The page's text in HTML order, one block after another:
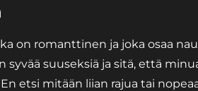
on romanttinen ja joka osaa
syvää suuseksiä ja sitä, että
etsi mitään liian rajua tai